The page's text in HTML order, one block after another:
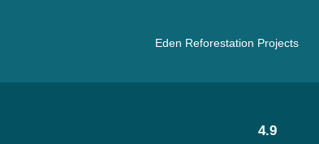
Eden Reforestation Projects
4.9